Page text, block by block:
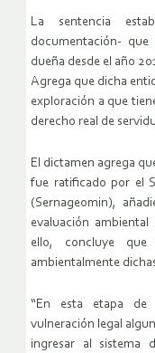
La sentencia
documentación- que
dueña desde el año
Agrega que dicha
exploración a que
derecho real de
El dictamen agrega
fue ratificado por el
(Sernageomin),
evaluación
ello, concluye
ambientalmente
“En esta etapa de
vulneración legal
ingresar al sistema